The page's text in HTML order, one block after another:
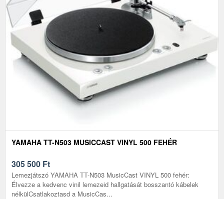
YAMAHA TT-N503 MUSICCAST VINYL 500 FEHÉR
305 500 Ft
Lemezjátszó YAMAHA TT-N503 MusicCast VINYL 500 fehér:
Élvezze a kedvenc vinil lemezeid hallgatását bosszantó kábelek
nélkülCsatlakoztasd a MusicCas...